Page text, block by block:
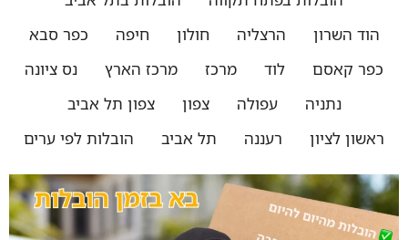
הוד השרון
הרצליה חולון חיפה
כפר סבא
כפר קאסם
לוד מרכז מרכז הארץ
נס ציונה
נתניה
עפולה צפון
צפון תל אביב
ראשון לציון
רעננה תל אביב הובלות לפי ערים